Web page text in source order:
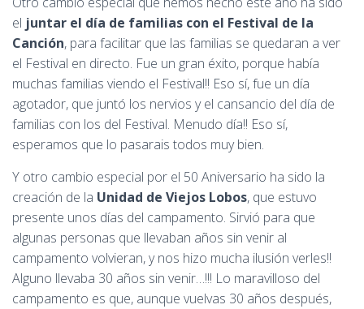
el juntar el día de familias con el Festival de la
Canción, para facilitar que las familias se quedaran a ver
el Festival en directo. Fue un gran éxito, porque había
muchas familias viendo el Festival!! Eso sí, fue un día
agotador, que juntó los nervios y el cansancio del día de
familias con los del Festival. Menudo día!! Eso sí,
esperamos que lo pasarais todos muy bien.
Y otro cambio especial por el 50 Aniversario ha sido la
creación de la Unidad de Viejos Lobos, que estuvo
presente unos días del campamento. Sirvió para que
algunas personas que llevaban años sin venir al
campamento volvieran, y nos hizo mucha ilusión verles!!
Alguno llevaba 30 años sin venir…!!! Lo maravilloso del
campamento es que, aunque vuelvas 30 años después,